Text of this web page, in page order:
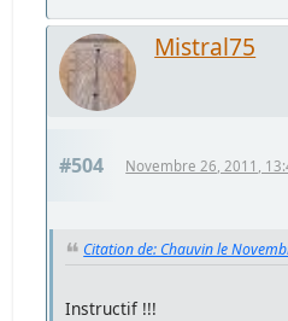
Mistral75
#504 Novembre 26, 2011,
Citation de: Chauvin le
Instructif !!!